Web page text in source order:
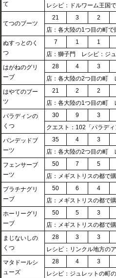
て
レシピ：ドルワーム王国
てつのブーツ
21 3 2
店：各大陸の1つ目の町
ぬすっとのく
つ
7 1 1
店：獅子門 レシピ：ジ
はがねのグリ
ーブ
28 4 3
店：各大陸の2つ目の町
はやてのブー
ツ
21 2 2
店：各大陸の1つ目の町
パラディンの
くつ
30 9 3
クエスト：102「パラデ
バンデッドブ
ーツ
35 4 3
店：各大陸の2つ目の町
フェンサーブ
ーツ
50 7 5
店：メギストリスの都で
プラチナグリ
ーブ
50 6 4
店：メギストリスの都で
ホーリーグリ
ーブ
50 5 3
店：メギストリスの都で
まじないしの
くつ
28 3 3
レシピ：リンクル地方の
マタドールシ
ューズ
28 4 3
レシピ：ジュレットの町